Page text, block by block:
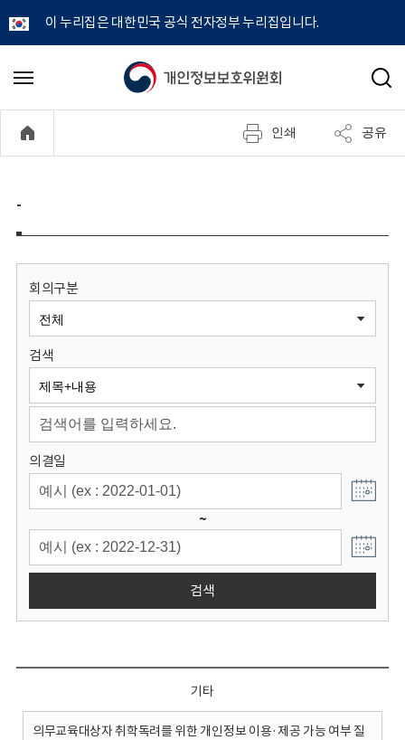
이 누리집은 대한민국 공식 전자정부 누리집입니다.
개
정
보
원
회
메
기
검
인쇄 공유
-
회의구분
검색
의결일
~
검색
기타
의무교육대상자 취학독려를 위한 개인정보 이용·제공 가능 여부 질